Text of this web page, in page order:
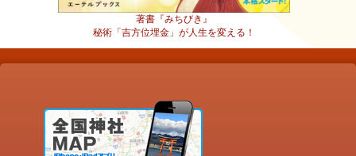
著書『みちびき』
秘術「吉方位埋金」が人生を変える！